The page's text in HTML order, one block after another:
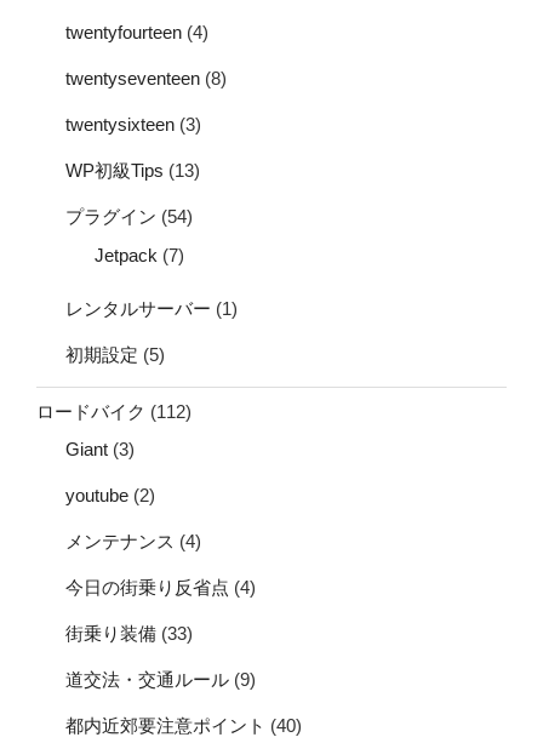
twentyfourteen (4)
twentyseventeen (8)
twentysixteen (3)
WP初級Tips (13)
プラグイン (54)
Jetpack (7)
レンタルサーバー (1)
初期設定 (5)
ロードバイク (112)
Giant (3)
youtube (2)
メンテナンス (4)
今日の街乗り反省点 (4)
街乗り装備 (33)
道交法・交通ルール (9)
都内近郊要注意ポイント (40)